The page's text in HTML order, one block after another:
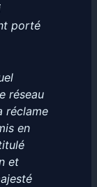
porté
réseau
réclame
en
et